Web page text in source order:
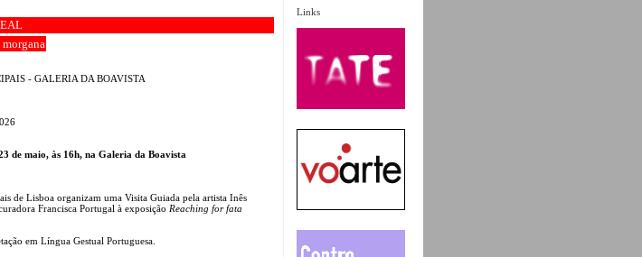
Links
- GALERIA DA BOAVISTA
de maio, às 16h, na Galeria da Boavista
de Lisboa organizam uma Visita Guiada pela artista Inês
Francisca Portugal à exposição Reaching for fata
em Língua Gestual Portuguesa.